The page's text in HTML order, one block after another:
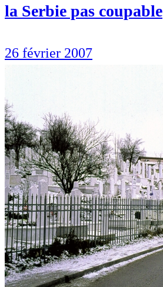
la Serbie pas coupable
26 février 2007